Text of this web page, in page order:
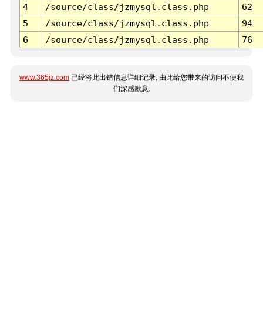
4
/source/class/jzmysql.class.php
62
5
/source/class/jzmysql.class.php
94
6
/source/class/jzmysql.class.php 76
www.365jz.com 已经将此出错信息详细记录, 由此给您带来的访问不便我
们深感歉意.